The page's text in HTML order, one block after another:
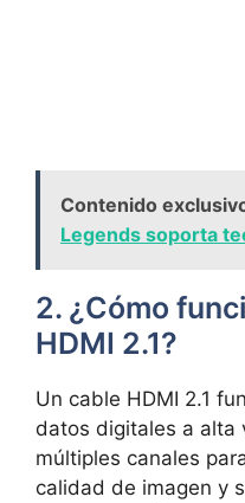
Contenido
Legends soporta
2. ¿Cómo
HDMI 2.1?
Un cable HDMI 2.1
datos digitales a alta
múltiples canales
calidad de imagen y